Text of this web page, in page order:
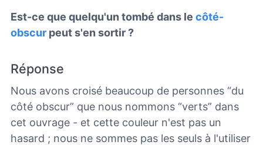
Est-ce que quelqu'un tombé dans le côté-
obscur peut s'en sortir ?
Réponse
Nous avons croisé beaucoup de personnes “du
côté obscur” que nous nommons “verts” dans
cet ouvrage - et cette couleur n'est pas un
hasard ; nous ne sommes pas les seuls à l'utiliser